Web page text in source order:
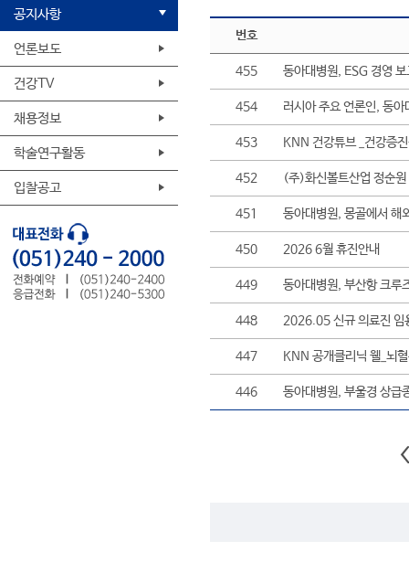
공지사항
언론보도
건강TV
채용정보
학술연구활동
입찰공고
번호
455 동아대병원, ESG 경영
454 러시아 주요 언론인, 동아
453 KNN 건강튜브 _건강증
452 (주)화신볼트산업 정순
451 동아대병원, 몽골에서 해
450 2026 6월 휴진안내
449 동아대병원, 부산항 크루
448 2026.05 신규 의료진 임
447 KNN 공개클리닉 웰_뇌
446 동아대병원, 부울경 상급